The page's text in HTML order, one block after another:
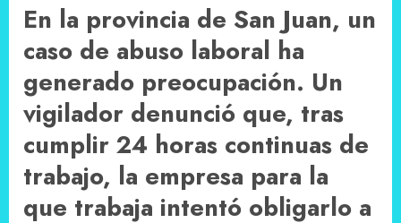
En la provincia de San Juan, un
caso de abuso laboral ha
generado preocupación. Un
vigilador denunció que, tras
cumplir 24 horas continuas de
trabajo, la empresa para la
que trabaja intentó obligarlo a